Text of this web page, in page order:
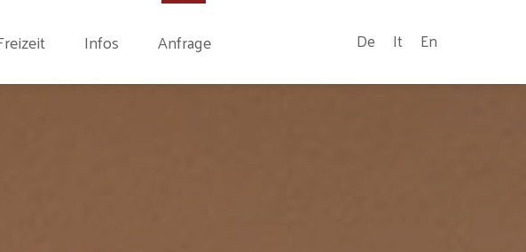
Infos Anfrage De It En